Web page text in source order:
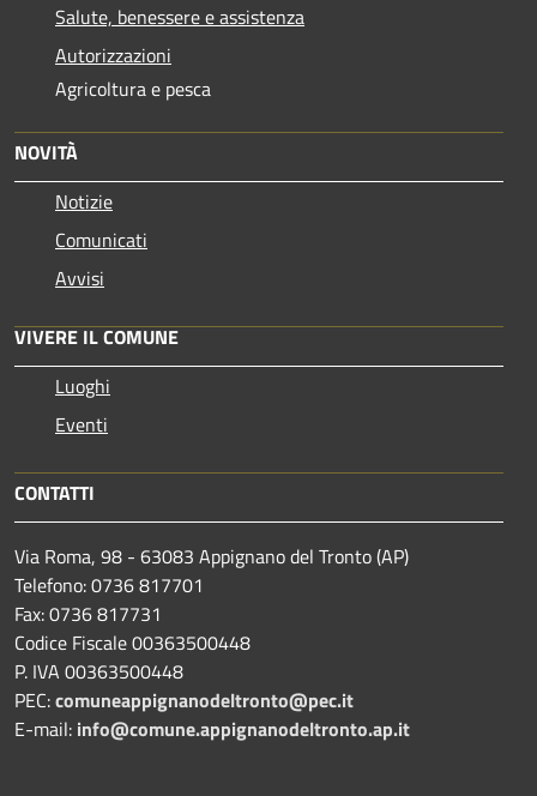
Salute, benessere e assistenza
Autorizzazioni
Agricoltura e pesca
NOVITÀ
Notizie
Comunicati
Avvisi
VIVERE IL COMUNE
Luoghi
Eventi
CONTATTI
Via Roma, 98 - 63083 Appignano del Tronto (AP)
Telefono: 0736 817701
Fax: 0736 817731
Codice Fiscale 00363500448
P. IVA 00363500448
PEC:comuneappignanodeltronto@pec.it
E-mail: info@comune.appignanodeltronto.ap.it